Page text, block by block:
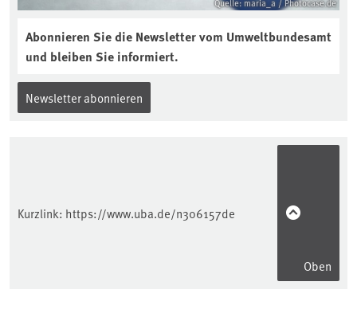
Quelle: maria_a / Photocase.de
Abonnieren Sie die Newsletter vom Umweltbundesamt
und bleiben Sie informiert.
Newsletter abonnieren
Kurzlink: https://www.uba.de/n306157de
Oben